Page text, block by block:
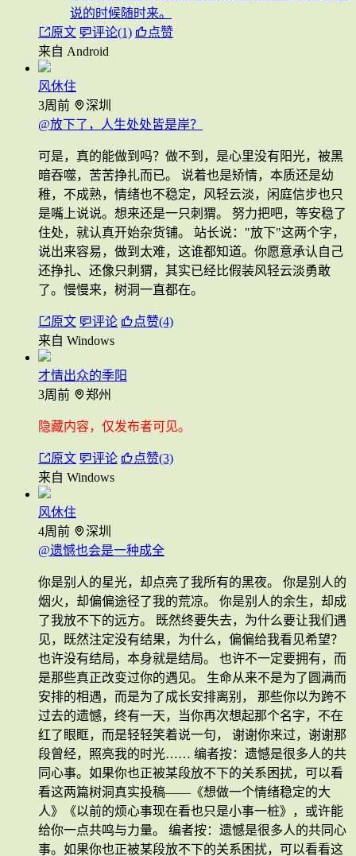
说的时候随时来。
原文
评论(1)
点赞
来自 Android
风休住
3周前
深圳
@放下了，人生处处皆是岸？
可是，真的能做到吗？做不到，是心里没有阳光，被黑
暗吞噬，苦苦挣扎而已。 说着也是矫情，本质还是幼
稚，不成熟，情绪也不稳定，风轻云淡，闲庭信步也只
是嘴上说说。想来还是一只刺猬。 努力把吧，等安稳了
住处，就认真开始杂货铺。 站长说："放下"这两个字，
说出来容易，做到太难，这谁都知道。你愿意承认自己
还挣扎、还像只刺猬，其实已经比假装风轻云淡勇敢
了。慢慢来，树洞一直都在。
原文 评论
点赞(4)
来自 Windows
才情出众的季阳
3周前
郑州
隐藏内容，仅发布者可见。
原文 评论
点赞(3)
来自 Windows
风休住
4周前
深圳
@遗憾也会是一种成全
你是别人的星光，却点亮了我所有的黑夜。 你是别人的
烟火，却偏偏途径了我的荒凉。 你是别人的余生，却成
了我放不下的远方。 既然终要失去，为什么要让我们遇
见，既然注定没有结果，为什么，偏偏给我看见希望？
也许没有结局，本身就是结局。 也许不一定要拥有，而
是那些真正改变过你的遇见。 生命从来不是为了圆满而
安排的相遇，而是为了成长安排离别， 那些你以为跨不
过去的遗憾，终有一天，当你再次想起那个名字，不在
红了眼眶，而是轻轻笑着说一句， 谢谢你来过，谢谢那
段曾经，照亮我的时光…… 编者按：遗憾是很多人的共
同心事。如果你也正被某段放不下的关系困扰，可以看
看这两篇树洞真实投稿——《想做一个情绪稳定的大
人》《以前的烦心事现在看也只是小事一桩》，或许能
给你一点共鸣与力量。 编者按：遗憾是很多人的共同心
事。如果你也正被某段放不下的关系困扰，可以看看这